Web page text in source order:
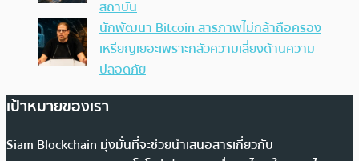
สถาบัน
นักพัฒนา Bitcoin สารภาพไม่กล้าถือครอง
เหรียญเยอะเพราะกลัวความเสี่ยงด้านความ
ปลอดภัย
เป้าหมายของเรา
Siam Blockchain มุ่งมั่นที่จะช่วยนำเสนอสารเกี่ยวกับ